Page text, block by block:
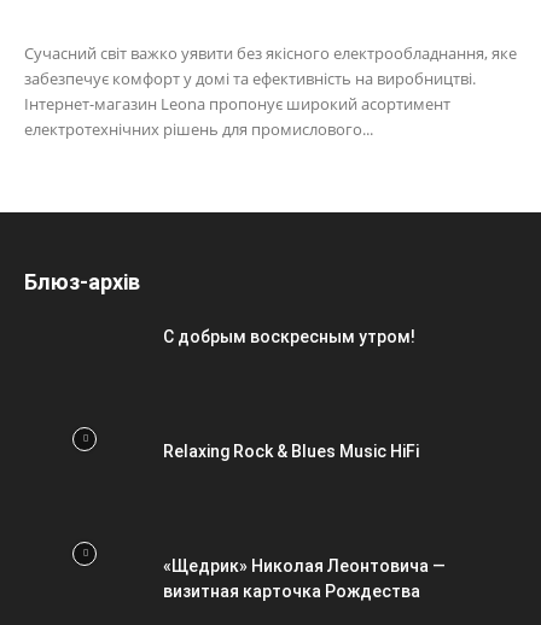
Сучасний світ важко уявити без якісного електрообладнання, яке
забезпечує комфорт у домі та ефективність на виробництві.
Інтернет-магазин Leona пропонує широкий асортимент
електротехнічних рішень для промислового...
Блюз-архів
С добрым воскресным утром!
Relaxing Rock & Blues Music HiFi
«Щедрик» Николая Леонтовича —
визитная карточка Рождества